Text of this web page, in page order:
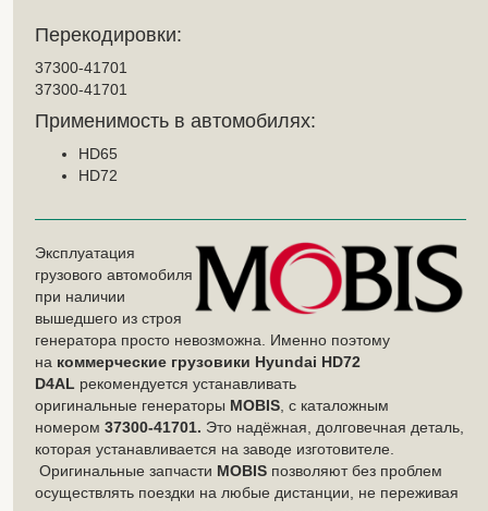
Перекодировки:
37300-41701
37300-41701
Применимость в автомобилях:
HD65
HD72
Эксплуатация
грузового автомобиля
при наличии
вышедшего из строя
генератора просто невозможна. Именно поэтому
на коммерческие грузовики Hyundai HD72
D4AL рекомендуется устанавливать
оригинальные генераторы MOBIS , с каталожным
номером 37300-41701. Это надёжная, долговечная деталь,
которая устанавливается на заводе изготовителе.
Оригинальные запчасти MOBIS позволяют без проблем
осуществлять поездки на любые дистанции, не переживая